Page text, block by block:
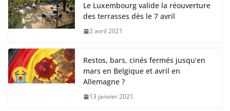
Le Luxembourg valide la réouverture
des terrasses dès le 7 avril
2 avril 2021
Restos, bars, cinés fermés jusqu’en
mars en Belgique et avril en
Allemagne ?
13 janvier 2021